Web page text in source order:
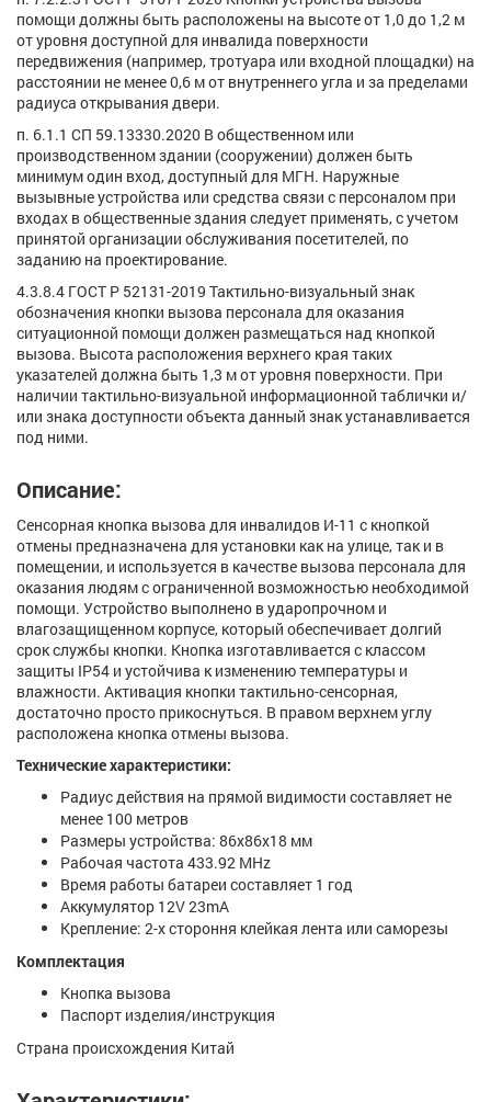
помощи должны быть расположены на высоте от 1,0 до 1,2 м
от уровня доступной для инвалида поверхности
передвижения (например, тротуара или входной площадки) на
расстоянии не менее 0,6 м от внутреннего угла и за пределами
радиуса открывания двери.
п. 6.1.1 СП 59.13330.2020 В общественном или
производственном здании (сооружении) должен быть
минимум один вход, доступный для МГН. Наружные
вызывные устройства или средства связи с персоналом при
входах в общественные здания следует применять, с учетом
принятой организации обслуживания посетителей, по
заданию на проектирование.
4.3.8.4 ГОСТ Р 52131-2019 Тактильно-визуальный знак
обозначения кнопки вызова персонала для оказания
ситуационной помощи должен размещаться над кнопкой
вызова. Высота расположения верхнего края таких
указателей должна быть 1,3 м от уровня поверхности. При
наличии тактильно-визуальной информационной таблички и/
или знака доступности объекта данный знак устанавливается
под ними.
Описание:
Сенсорная кнопка вызова для инвалидов И-11 с кнопкой
отмены предназначена для установки как на улице, так и в
помещении, и используется в качестве вызова персонала для
оказания людям с ограниченной возможностью необходимой
помощи. Устройство выполнено в ударопрочном и
влагозащищенном корпусе, который обеспечивает долгий
срок службы кнопки. Кнопка изготавливается с классом
защиты IP54 и устойчива к изменению температуры и
влажности. Активация кнопки тактильно-сенсорная,
достаточно просто прикоснуться. В правом верхнем углу
расположена кнопка отмены вызова.
Технические характеристики:
Радиус действия на прямой видимости составляет не
менее 100 метров
Размеры устройства: 86х86х18 мм
Рабочая частота 433.92 MHz
Время работы батареи составляет 1 год
Аккумулятор 12V 23mA
Крепление: 2-х стороння клейкая лента или саморезы
Комплектация
Кнопка вызова
Паспорт изделия/инструкция
Страна происхождения Китай